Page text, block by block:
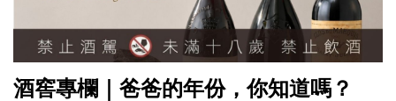
酒窖專欄｜爸爸的年份，你知道嗎？